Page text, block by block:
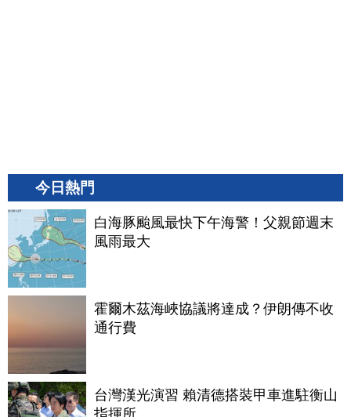
今日熱門
白海豚颱風最快下午海警！父親節週末
風雨最大
霍爾木茲海峽協議將達成？伊朗傳不收
通行費
台灣漢光演習 賴清德搭裝甲車進駐衡山
指揮所